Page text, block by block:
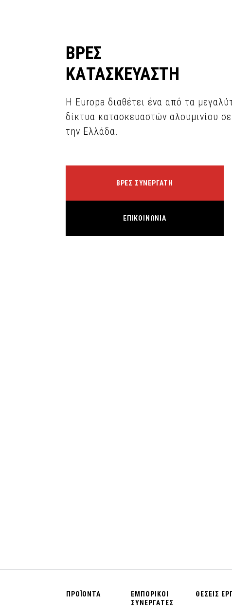
ΒΡΕΣ
ΚΑΤΑΣΚΕΥΑΣΤΗ
Η Europa διαθέτει ένα από τα
δίκτυα κατασκευαστών αλουμινίου
την Ελλάδα.
ΒΡΕΣ ΣΥΝΕΡΓΑΤΗ
ΕΠΙΚΟΙΝΩΝΙΑ
ΠΡΟΪΟΝΤΑ
ΕΜΠΟΡΙΚΟΙ
ΣΥΝΕΡΓΑΤΕΣ
ΘΕΣΕΙΣ